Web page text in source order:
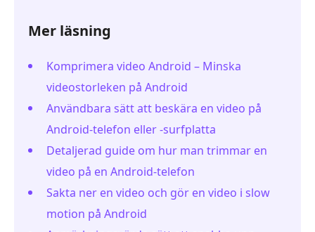
Mer läsning
Komprimera video Android – Minska
videostorleken på Android
Användbara sätt att beskära en video på
Android-telefon eller -surfplatta
Detaljerad guide om hur man trimmar en
video på en Android-telefon
Sakta ner en video och gör en video i slow
motion på Android